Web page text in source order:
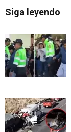
Siga leyendo